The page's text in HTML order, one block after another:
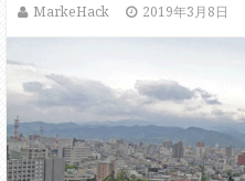
MarkeHack 2019年3月8日